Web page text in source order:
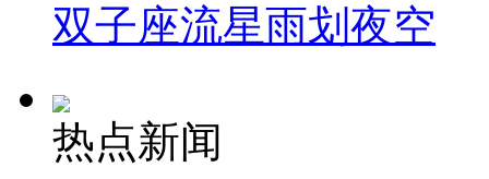
双子座流星雨划夜空
热点新闻